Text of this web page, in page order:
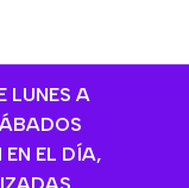
LUNES A
EN EL DÍA,
Provincia de
a 20hs